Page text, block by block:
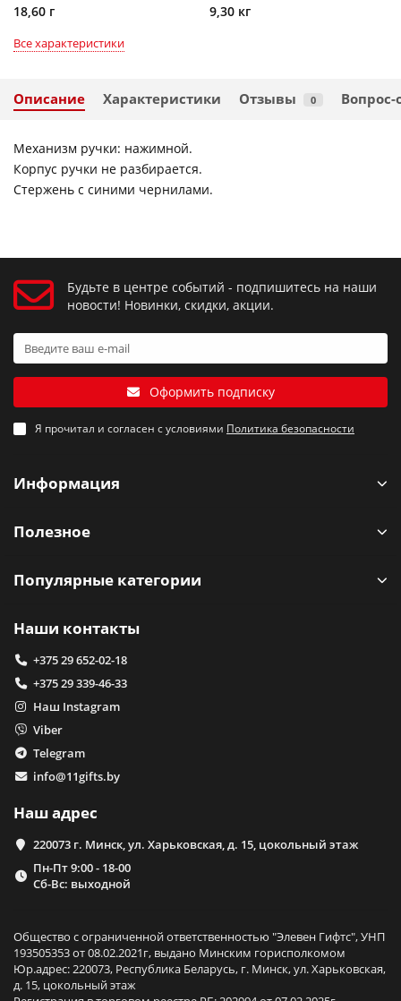
18,60 г 9,30 кг
Все характеристики
Описание Характеристики Отзывы 0 Вопрос-
Механизм ручки: нажимной.
Корпус ручки не разбирается.
Стержень с синими чернилами.
Будьте в центре событий - подпишитесь на наши
новости! Новинки, скидки, акции.
Оформить подписку
Я прочитал и согласен с условиями Политика безопасности
Информация
Полезное
Популярные категории
Наши контакты
+375 29 652-02-18
+375 29 339-46-33
Наш Instagram
Viber
Telegram
info@11gifts.by
Наш адрес
220073 г. Минск, ул. Харьковская, д. 15, цокольный этаж
Пн-Пт 9:00 - 18-00
Сб-Вс: выходной
Общество с ограниченной ответственностью "Элевен Гифтс", УНП
193505353 от 08.02.2021г, выдано Минским горисполкомом
Юр.адрес: 220073, Республика Беларусь, г. Минск, ул. Харьковская,
д. 15, цокольный этаж